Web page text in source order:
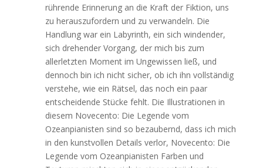
rührende Erinnerung an die Kraft der Fiktion, uns
zu herauszufordern und zu verwandeln. Die
Handlung war ein Labyrinth, ein sich windender,
sich drehender Vorgang, der mich bis zum
allerletzten Moment im Ungewissen ließ, und
dennoch bin ich nicht sicher, ob ich ihn vollständig
verstehe, wie ein Rätsel, das noch ein paar
entscheidende Stücke fehlt. Die Illustrationen in
diesem Novecento: Die Legende vom
Ozeanpianisten sind so bezaubernd, dass ich mich
in den kunstvollen Details verlor, Novecento: Die
Legende vom Ozeanpianisten Farben und